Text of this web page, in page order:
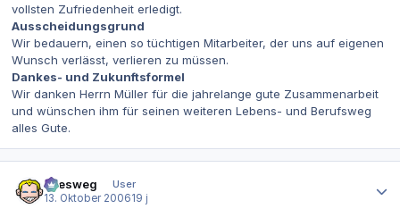
vollsten Zufriedenheit erledigt.
Ausscheidungsgrund
Wir bedauern, einen so tüchtigen Mitarbeiter, der uns auf eigenen
Wunsch verlässt, verlieren zu müssen.
Dankes- und Zukunftsformel
Wir danken Herrn Müller für die jahrelange gute Zusammenarbeit
und wünschen ihm für seinen weiteren Lebens- und Berufsweg
alles Gute.
allesweg
User
13. Oktober 200619 j